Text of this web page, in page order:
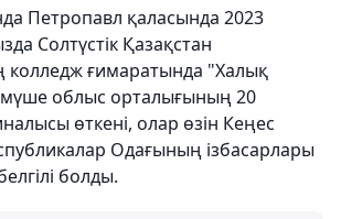
Петропавл қаласында 2023
Солтүстік Қазақстан
колледж ғимаратында "Халық
мүше облыс орталығының 20
өткені, олар өзін Кеңес
Одағының ізбасарлары
болды.